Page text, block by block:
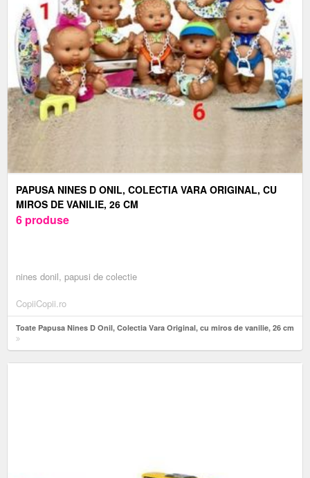
PAPUSA NINES D ONIL, COLECTIA VARA ORIGINAL, CU
MIROS DE VANILIE, 26 CM
6 produse
nines donil, papusi de colectie
CopiiCopii.ro
Toate Papusa Nines D Onil, Colectia Vara Original, cu miros de vanilie, 26 cm